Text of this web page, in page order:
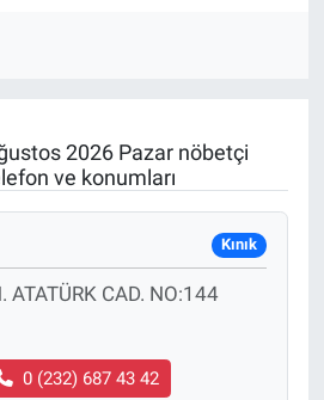
2026 Pazar nöbetçi
ve konumları
Kınık
ATATÜRK CAD. NO:144
0 (232) 687 43 42